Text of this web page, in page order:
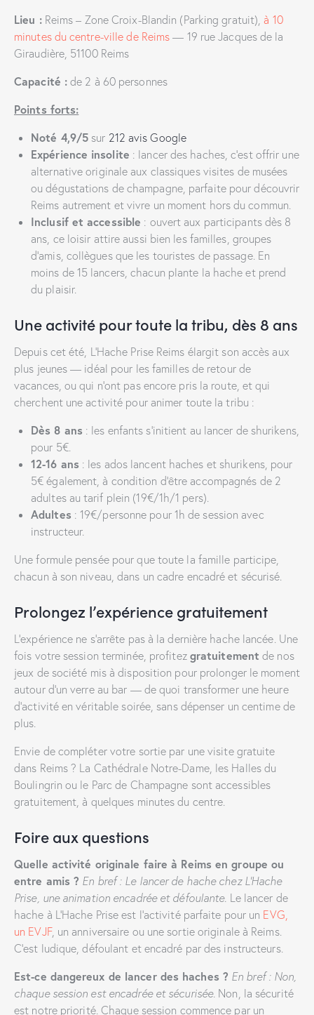
Lieu :Reims – Zone Croix-Blandin (Parking gratuit), à 10
minutes du centre-ville de Reims — 19 rue Jacques de la
Giraudière, 51100 Reims
Capacité : de 2 à 60 personnes
Points forts:
Noté 4,9/5 sur 212 avis Google
Expérience insolite : lancer des haches, c’est offrir une
alternative originale aux classiques visites de musées
ou dégustations de champagne, parfaite pour découvrir
Reims autrement et vivre un moment hors du commun.
Inclusif et accessible : ouvert aux participants dès 8
ans, ce loisir attire aussi bien les familles, groupes
d’amis, collègues que les touristes de passage. En
moins de 15 lancers, chacun plante la hache et prend
du plaisir.
Une activité pour toute la tribu, dès 8 ans
Depuis cet été, L’Hache Prise Reims élargit son accès aux
plus jeunes — idéal pour les familles de retour de
vacances, ou qui n’ont pas encore pris la route, et qui
cherchent une activité pour animer toute la tribu :
Dès 8 ans : les enfants s’initient au lancer de shurikens,
pour 5€.
12-16 ans : les ados lancent haches et shurikens, pour
5€ également, à condition d’être accompagnés de 2
adultes au tarif plein (19€/1h/1 pers).
Adultes : 19€/personne pour 1h de session avec
instructeur.
Une formule pensée pour que toute la famille participe,
chacun à son niveau, dans un cadre encadré et sécurisé.
Prolongez l’expérience gratuitement
L’expérience ne s’arrête pas à la dernière hache lancée. Une
fois votre session terminée, profitez gratuitement de nos
jeux de société mis à disposition pour prolonger le moment
autour d’un verre au bar — de quoi transformer une heure
d’activité en véritable soirée, sans dépenser un centime de
plus.
Envie de compléter votre sortie par une visite gratuite
dans Reims ? La Cathédrale Notre-Dame, les Halles du
Boulingrin ou le Parc de Champagne sont accessibles
gratuitement, à quelques minutes du centre.
Foire aux questions
Quelle activité originale faire à Reims en groupe ou
entre amis ? En bref : Le lancer de hache chez L’Hache
Prise, une animation encadrée et défoulante. Le lancer de
hache à L’Hache Prise est l’activité parfaite pour un EVG,
un EVJF, un anniversaire ou une sortie originale à Reims.
C’est ludique, défoulant et encadré par des instructeurs.
Est-ce dangereux de lancer des haches ? En bref : Non,
chaque session est encadrée et sécurisée. Non, la sécurité
est notre priorité. Chaque session commence par un